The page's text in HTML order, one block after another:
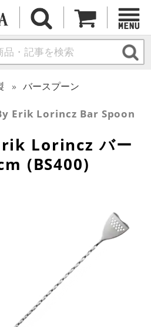
バースプーン
Erik Lorincz Bar Spoon
Lorincz バー
(BS400)